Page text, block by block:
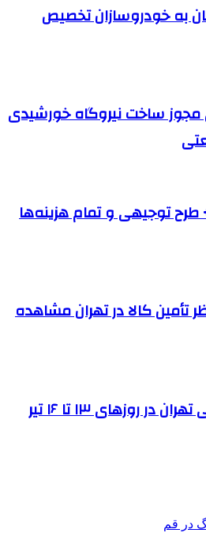
به خودروسازان تخصیص
ساخت نیروگاه خورشیدی
طرح توجیهی و تمام هزینه‌ها
تأمین کالا در تهران مشاهده
اتحادیه های صنفی تهران در روزهای ۱۳ تا ۱۶ تیر
در قم